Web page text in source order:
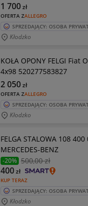
OFERTA ZALLEGRO
1 700zł
SPRZEDAJĄCY: OSOBA
Kłodzko
KOŁA OPONY FELGI Fiat
4x98 520277583827
OFERTA ZALLEGRO
2 050zł
SPRZEDAJĄCY: OSOBA
Kłodzko
FELGA STALOWA 108
MERCEDES-BENZ
-20% 500,00 zł
KUP TERAZ
400zł
SPRZEDAJĄCY: OSOBA
Kłodzko